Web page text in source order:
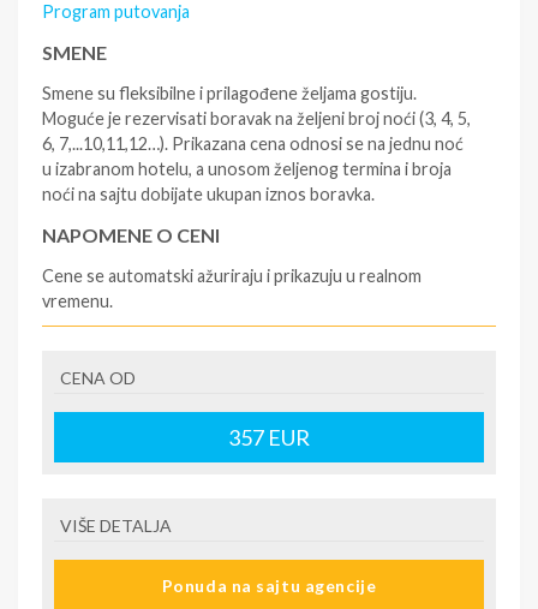
Program putovanja
SMENE
Smene su fleksibilne i prilagođene željama gostiju.
Moguće je rezervisati boravak na željeni broj noći (3, 4, 5,
6, 7,...10,11,12…). Prikazana cena odnosi se na jednu noć
u izabranom hotelu, a unosom željenog termina i broja
noći na sajtu dobijate ukupan iznos boravka.
NAPOMENE O CENI
Cene se automatski ažuriraju i prikazuju u realnom
vremenu.
- rezervisane i potvrđene usluge u izabranoj smeštajnoj
jedinici prema opisu - korišćenje hotelskih sadržaja
prema opisu - uslugu rezervacije - organizaciju
putovanja
krizu) na destinaciji, plaćaju se na recepciji
hotela/apartmana za hotele sa 1* i 2* i nekategorisane
CENA OD
357 EUR
VIŠE DETALJA
Ponuda na sajtu agencije